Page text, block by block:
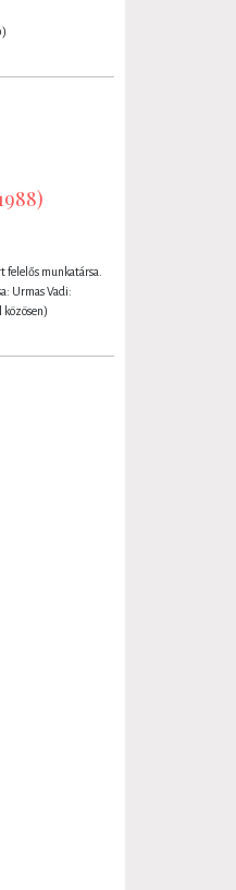
felelős munkatársa.
Urmas Vadi: